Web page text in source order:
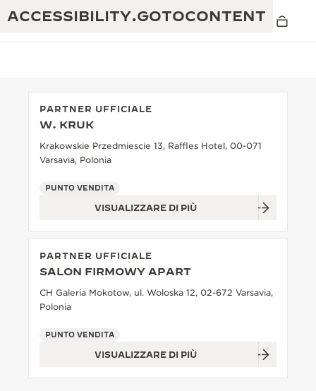
ACCESSIBILITY.GOTOCONTENT
GARANZIA ATMOS
IL REVERSO 1931 CAFÉ
MOSTRA “THE PERPETUAL
THE DREAM SHAPER
REVERSO STORIES
THE SOUND MAKER
ECCELLENZA: OLTRE 190 ANNI DI TRADIZIONE
INGEGNO: OLTRE 1.400 CALIBRI
MAESTRIA: 108 MESTIERI
PARTNER UFFICIALE
W. KRUK
Krakowskie Przedmiescie 13, Raffles Hotel, 00-071
Varsavia, Polonia
PUNTO VENDITA
VISUALIZZARE DI PIÙ
PARTNER UFFICIALE
SALON FIRMOWY APART
CH Galeria Mokotow, ul. Woloska 12, 02-672 Varsavia,
Polonia
PUNTO VENDITA
VISUALIZZARE DI PIÙ